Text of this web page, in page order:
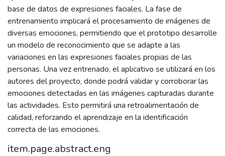
base de datos de expresiones faciales. La fase de
entrenamiento implicará el procesamiento de imágenes de
diversas emociones, permitiendo que el prototipo desarrolle
un modelo de reconocimiento que se adapte a las
variaciones en las expresiones faciales propias de las
personas. Una vez entrenado, el aplicativo se utilizará en los
autores del proyecto, donde podrá validar y corroborar las
emociones detectadas en las imágenes capturadas durante
las actividades. Esto permitirá una retroalimentación de
calidad, reforzando el aprendizaje en la identificación
correcta de las emociones.
item.page.abstract.eng